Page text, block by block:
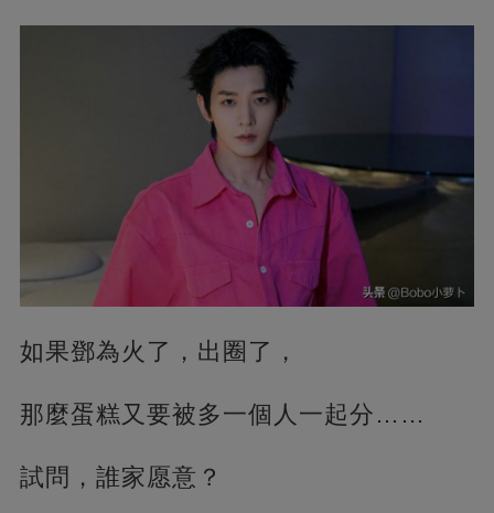
如果鄧為火了，出圈了，
那麼蛋糕又要被多一個人一起分……
試問，誰家愿意？